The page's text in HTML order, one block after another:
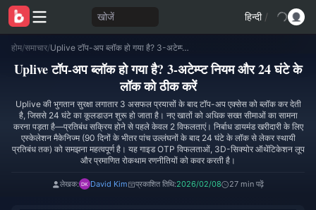
खोजें हिन्दी /
होम/समाचार/ Uplive टॉप-अप ब्लॉक हो गया है? 3-अटेम्प्ट नियम और 24 घंटे के लॉक को ठीक करें
Uplive टॉप-अप ब्लॉक हो गया है? 3-अटेम्प्ट नियम और 24 घंटे के
लॉक को ठीक करें
Uplive की भुगतान सुरक्षा लगातार 3 असफल प्रयासों के बाद टॉप-अप एक्सेस को ब्लॉक कर देती
है, जिससे 24 घंटे का कूलडाउन शुरू हो जाता है। नए खातों को अधिक सख्त सीमाओं का सामना
करना पड़ता है—प्रतिबंध सक्रिय होने से पहले केवल 2 विफलताएं। निर्बाध डायमंड खरीदारी के लिए
एस्केलेशन मैकेनिज्म (90 दिनों के भीतर पांच उल्लंघनों के बाद 24 घंटे के लॉक से लेकर स्थायी
प्रतिबंध तक) को समझना महत्वपूर्ण है। यह गाइड OTP विफलताओं, 3D-सिक्योर ऑथेंटिकेशन लूप
और प्रमाणित रोकथाम रणनीतियों को कवर करती है।
लेखक: David Kim प्रकाशित तिथि:2026/02/08 27 min पढ़ें